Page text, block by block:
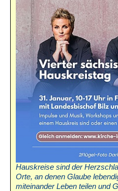
Hauskreise sind der
Orte, an denen Glaube
miteinander Leben teilen und